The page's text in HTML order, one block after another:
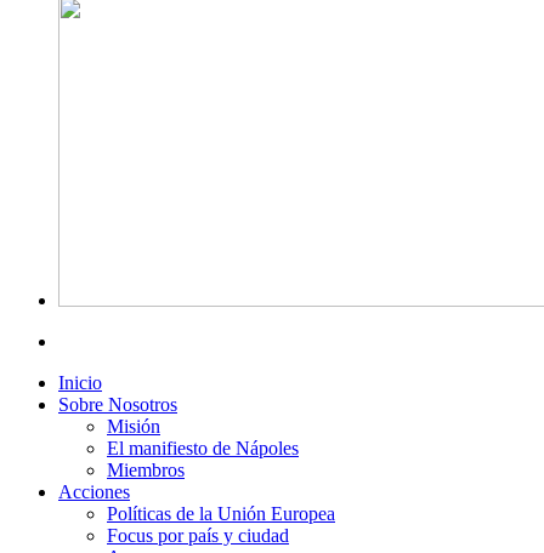
Inicio
Sobre Nosotros
Misión
El manifiesto de Nápoles
Miembros
Acciones
Políticas de la Unión Europea
Focus por país y ciudad